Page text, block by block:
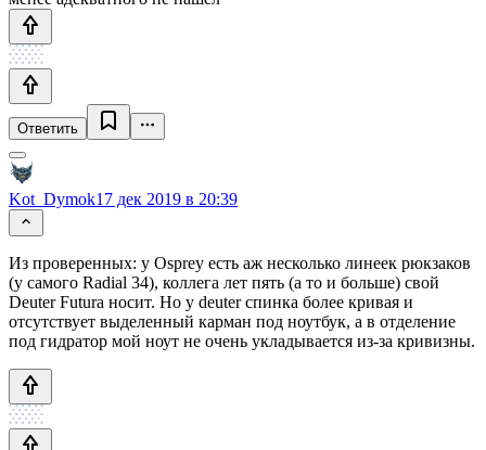
Ответить
Kot_Dymok17 дек 2019 в 20:39
Из проверенных: у Osprey есть аж несколько линеек рюкзаков
(у самого Radial 34), коллега лет пять (а то и больше) свой
Deuter Futura носит. Но у deuter спинка более кривая и
отсутствует выделенный карман под ноутбук, а в отделение
под гидратор мой ноут не очень укладывается из-за кривизны.